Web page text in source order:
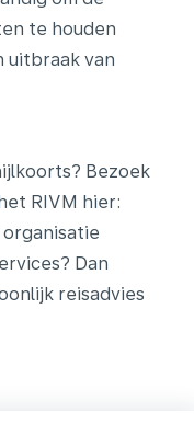
te houden
uitbraak van
Bezoek
RIVM hier:
organisatie
Dan
reisadvies